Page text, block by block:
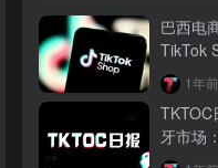
AI 购物代理化趋势明
者接受 AI 代下单
3 月前
TikTok Shop 爱尔兰
品牌可零门槛开店
巴西电
TikTok
1年前
TKTOC
牙市场
消费主